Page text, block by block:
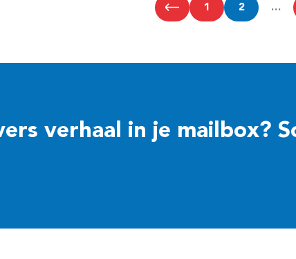
1 2 …
verhaal in je mailbox?